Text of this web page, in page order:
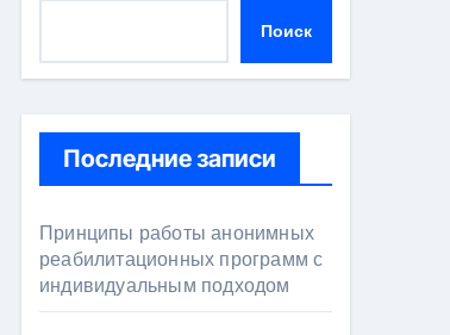
Поиск
Последние записи
Принципы работы анонимных
реабилитационных программ с
индивидуальным подходом